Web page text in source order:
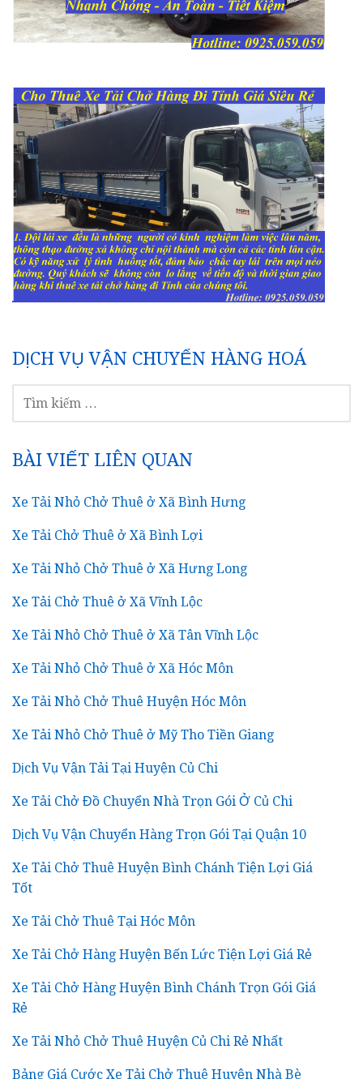
DỊCH VỤ VẬN CHUYỂN HÀNG HOÁ
KIẾM
BÀI VIẾT LIÊN QUAN
Xe Tải Nhỏ Chở Thuê ở Xã Bình Hưng
Xe Tải Chở Thuê ở Xã Bình Lợi
Xe Tải Nhỏ Chở Thuê ở Xã Hưng Long
Xe Tải Chở Thuê ở Xã Vĩnh Lộc
Xe Tải Nhỏ Chở Thuê ở Xã Tân Vĩnh Lộc
Xe Tải Nhỏ Chở Thuê ở Xã Hóc Môn
Xe Tải Nhỏ Chở Thuê Huyện Hóc Môn
Xe Tải Nhỏ Chở Thuê ở Mỹ Tho Tiền Giang
Dịch Vụ Vận Tải Tại Huyện Củ Chi
Xe Tải Chở Đồ Chuyển Nhà Trọn Gói Ở Củ Chi
Dịch Vụ Vận Chuyển Hàng Trọn Gói Tại Quận 10
Xe Tải Chở Thuê Huyện Bình Chánh Tiện Lợi Giá
Tốt
Xe Tải Chở Thuê Tại Hóc Môn
Xe Tải Chở Hàng Huyện Bến Lức Tiện Lợi Giá Rẻ
Xe Tải Chở Hàng Huyện Bình Chánh Trọn Gói Giá
Rẻ
Xe Tải Nhỏ Chở Thuê Huyện Củ Chi Rẻ Nhất
Bảng Giá Cước Xe Tải Chở Thuê Huyện Nhà Bè